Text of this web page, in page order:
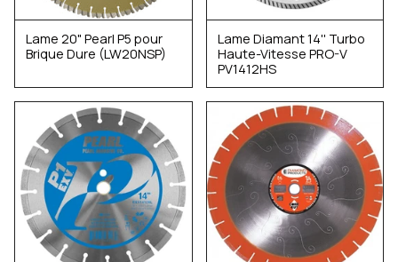
Lame 20" Pearl P5 pour
Brique Dure (LW20NSP)
Lame Diamant 14'' Turbo
Haute-Vitesse PRO-V
PV1412HS